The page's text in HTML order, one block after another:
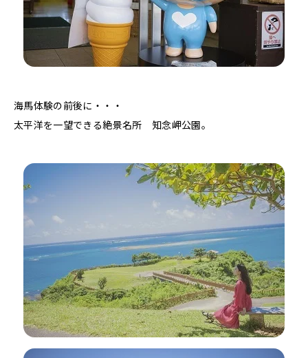
海馬体験の前後に・・・
太平洋を一望できる絶景名所 知念岬公園。